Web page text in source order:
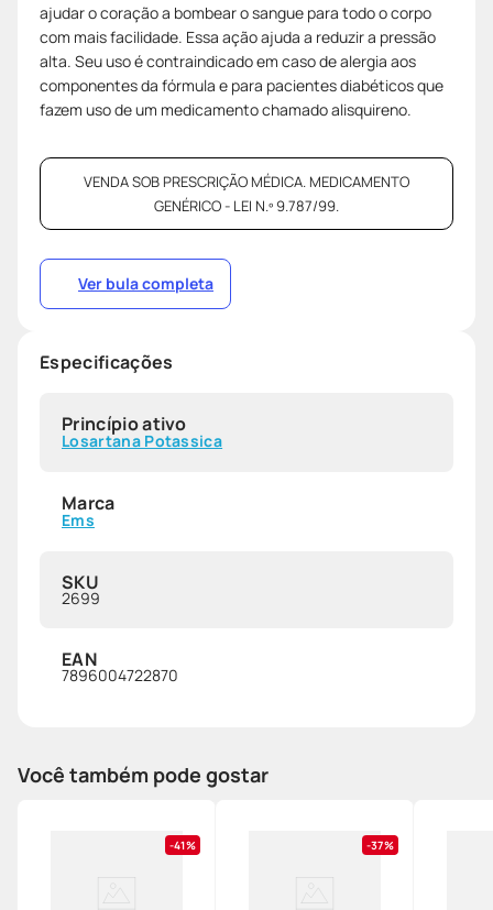
ajudar o coração a bombear o sangue para todo o corpo
com mais facilidade. Essa ação ajuda a reduzir a pressão
alta. Seu uso é contraindicado em caso de alergia aos
componentes da fórmula e para pacientes diabéticos que
fazem uso de um medicamento chamado alisquireno.
VENDA SOB PRESCRIÇÃO MÉDICA. MEDICAMENTO
GENÉRICO - LEI N.º 9.787/99.
Ver bula completa
Especificações
Princípio ativo
Losartana Potassica
Marca
Ems
SKU
2699
EAN
7896004722870
Você também pode gostar
41% 37%